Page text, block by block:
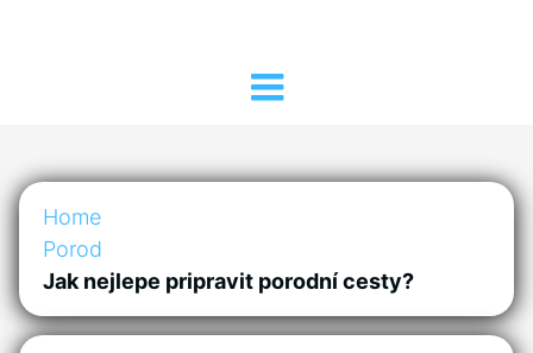
Home
Porod
Jak nejlepe pripravit porodní cesty?